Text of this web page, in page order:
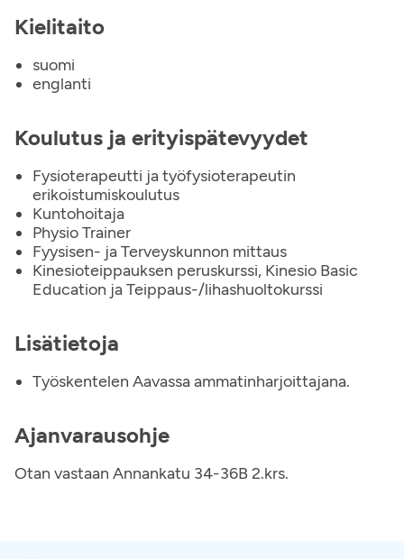
Kielitaito
suomi
englanti
Koulutus ja erityispätevyydet
Fysioterapeutti ja työfysioterapeutin
erikoistumiskoulutus
Kuntohoitaja
Physio Trainer
Fyysisen- ja Terveyskunnon mittaus
Kinesioteippauksen peruskurssi, Kinesio Basic
Education ja Teippaus-/lihashuoltokurssi
Lisätietoja
Työskentelen Aavassa ammatinharjoittajana.
Ajanvarausohje
Otan vastaan Annankatu 34-36B 2.krs.